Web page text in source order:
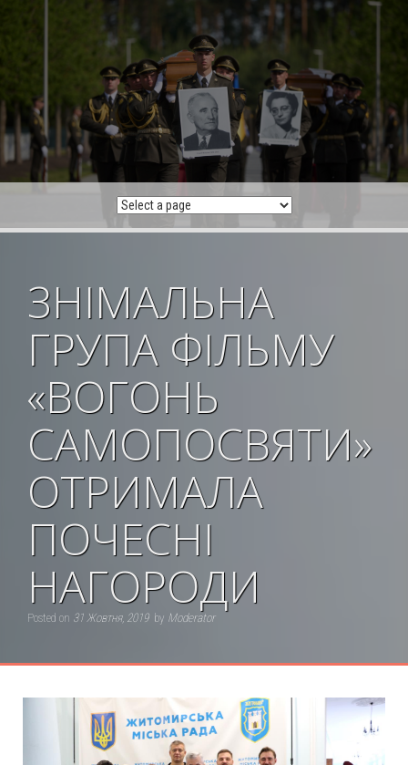
ЗНІМАЛЬНА
ГРУПА ФІЛЬМУ
«ВОГОНЬ
САМОПОСВЯТИ»
ОТРИМАЛА
ПОЧЕСНІ
НАГОРОДИ
Posted on 31 Жовтня, 2019 by Moderator